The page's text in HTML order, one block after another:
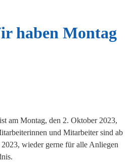
haben Montag
am Montag, den 2. Oktober 2023,
und Mitarbeiter sind ab
wieder gerne für alle Anliegen